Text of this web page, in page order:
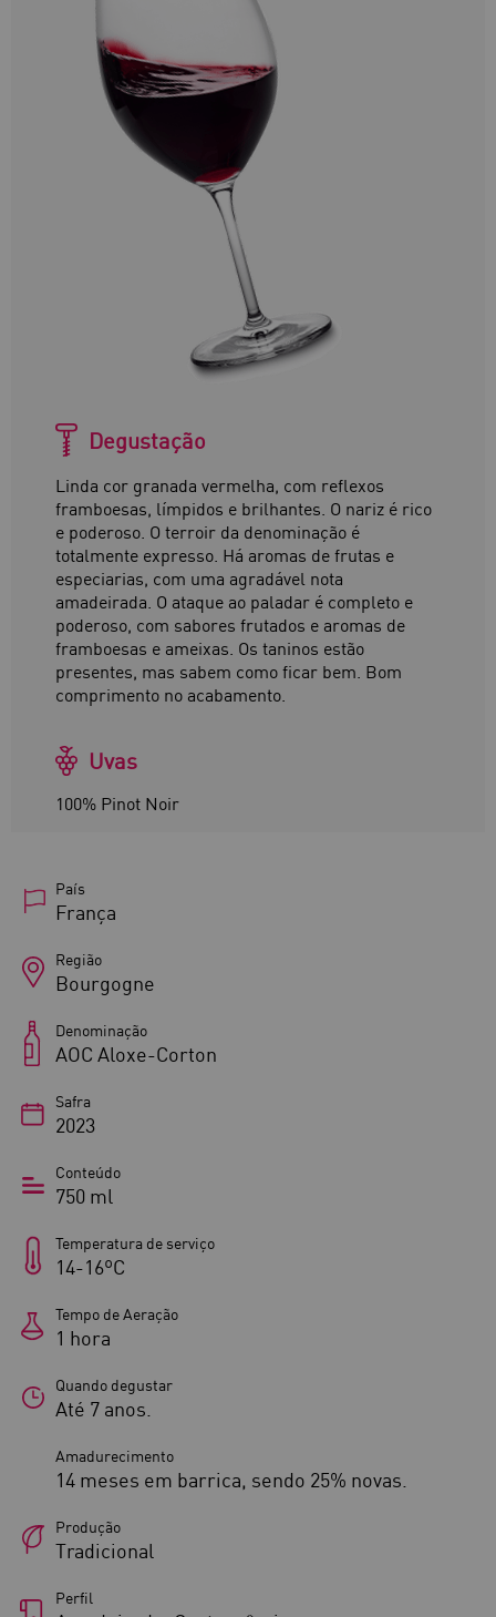
Degustação
Linda cor granada vermelha, com reflexos
framboesas, límpidos e brilhantes. O nariz é rico
e poderoso. O terroir da denominação é
totalmente expresso. Há aromas de frutas e
especiarias, com uma agradável nota
amadeirada. O ataque ao paladar é completo e
poderoso, com sabores frutados e aromas de
framboesas e ameixas. Os taninos estão
presentes, mas sabem como ficar bem. Bom
comprimento no acabamento.
Uvas
100% Pinot Noir
País
França
Região
Bourgogne
Denominação
AOC Aloxe-Corton
Safra
2023
Conteúdo
750 ml
Temperatura de serviço
14-16ºC
Tempo de Aeração
1 hora
Quando degustar
Até 7 anos.
Amadurecimento
14 meses em barrica, sendo 25% novas.
Produção
Tradicional
Perfil